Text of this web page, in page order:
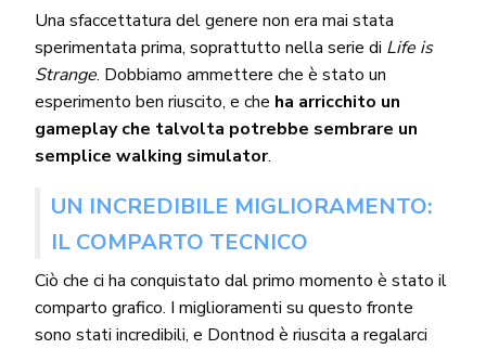
Una sfaccettatura del genere non era mai stata
sperimentata prima, soprattutto nella serie di Life is
Strange. Dobbiamo ammettere che è stato un
esperimento ben riuscito, e che ha arricchito un
gameplay che talvolta potrebbe sembrare un
semplice walking simulator.
UN INCREDIBILE MIGLIORAMENTO:
IL COMPARTO TECNICO
Ciò che ci ha conquistato dal primo momento è stato il
comparto grafico. I miglioramenti su questo fronte
sono stati incredibili, e Dontnod è riuscita a regalarci